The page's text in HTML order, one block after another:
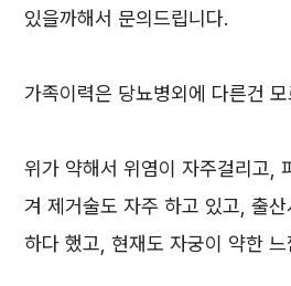
있을까해서 문의드립니다.
가족이력은 당뇨병외에 다른건
위가 약해서 위염이 자주걸리고,
겨 제거술도 자주 하고 있고, 출산
하다 했고, 현재도 자궁이 약한